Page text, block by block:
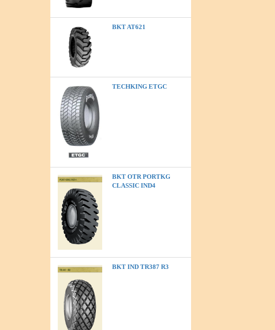
BKT AT621
TECHKING ETGC
BKT OTR PORTKG
CLASSIC IND4
BKT IND TR387 R3